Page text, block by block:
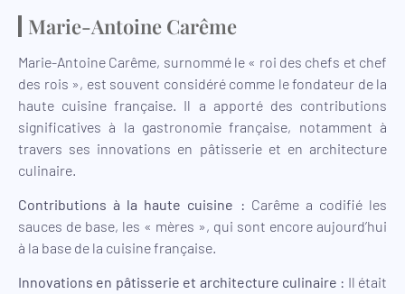
Marie-Antoine Carême
Marie-Antoine Carême, surnommé le « roi des chefs et chef
des rois », est souvent considéré comme le fondateur de la
haute cuisine française. Il a apporté des contributions
significatives à la gastronomie française, notamment à
travers ses innovations en pâtisserie et en architecture
culinaire.
Contributions à la haute cuisine : Carême a codifié les
sauces de base, les « mères », qui sont encore aujourd’hui
à la base de la cuisine française.
Innovations en pâtisserie et architecture culinaire : Il était